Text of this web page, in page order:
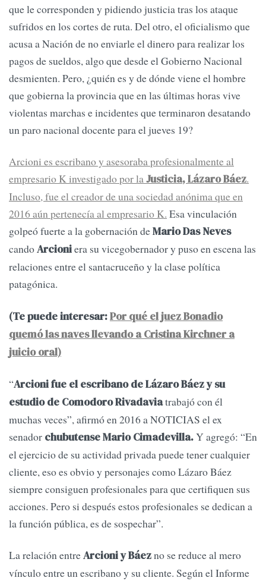
que le corresponden y pidiendo justicia tras los ataque
sufridos en los cortes de ruta. Del otro, el oficialismo que
acusa a Nación de no enviarle el dinero para realizar los
pagos de sueldos, algo que desde el Gobierno Nacional
desmienten. Pero, ¿quién es y de dónde viene el hombre
que gobierna la provincia que en las últimas horas vive
violentas marchas e incidentes que terminaron desatando
un paro nacional docente para el jueves 19?
Arcioni es escribano y asesoraba profesionalmente al
empresario K investigado por laJusticia, Lázaro Báez.
Incluso, fue el creador de una sociedad anónima que en
2016 aún pertenecía al empresario K. Esa vinculación
golpeó fuerte a la gobernación deMario Das Neves
candoArcioniera su vicegobernador y puso en escena las
relaciones entre el santacruceño y la clase política
patagónica.
(Te puede interesar:Por qué el juez Bonadio
quemó las naves llevando a Cristina Kirchner a
juicio oral)
“Arcioni fue el escribano de Lázaro Báez y su
estudio de Comodoro Rivadaviatrabajó con él
muchas veces”, afirmó en 2016 a NOTICIAS el ex
senador chubutense Mario Cimadevilla.Y agregó: “En
el ejercicio de su actividad privada puede tener cualquier
cliente, eso es obvio y personajes como Lázaro Báez
siempre consiguen profesionales para que certifiquen sus
acciones. Pero si después estos profesionales se dedican a
la función pública, es de sospechar”.
La relación entreArcioni y Báezno se reduce al mero
vínculo entre un escribano y su cliente. Según el Informe